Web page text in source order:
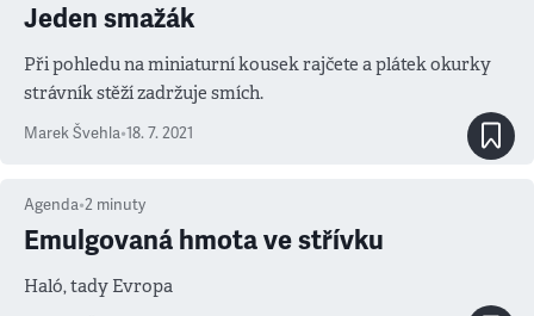
Jeden smažák
Při pohledu na miniaturní kousek rajčete a plátek okurky
strávník stěží zadržuje smích.
Marek Švehla•18. 7. 2021
Agenda•2 minuty
Emulgovaná hmota ve střívku
Haló, tady Evropa